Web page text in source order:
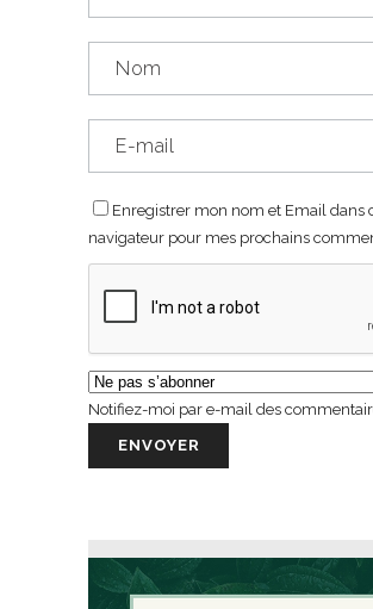
Enregistrer mon nom et Email dans
navigateur pour mes prochains
Notifiez-moi par e-mail des